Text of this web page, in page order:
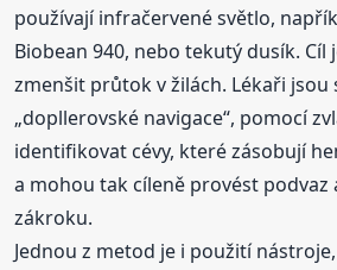
používají infračervené světlo,
Biobean 940, nebo tekutý dusík. Cíl
zmenšit průtok v žilách. Lékaři
„dopllerovské navigace“, pomocí
identifikovat cévy, které zásobují
a mohou tak cíleně provést
zákroku.
Jednou z metod je i použití